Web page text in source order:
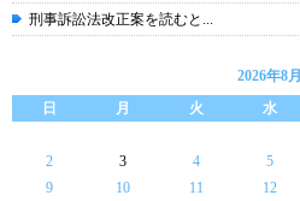
刑事訴訟法改正案を読むと...
2026年8月
日
月 火 水
2
3 4 5
9
10 11 12